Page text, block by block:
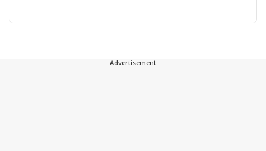
---Advertisement---